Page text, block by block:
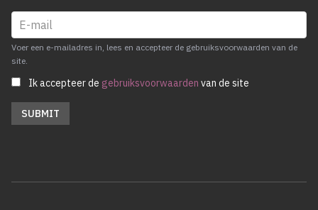
Voer een e-mailadres in, lees en accepteer de gebruiksvoorwaarden van de
site.
Ik accepteer de gebruiksvoorwaarden van de site